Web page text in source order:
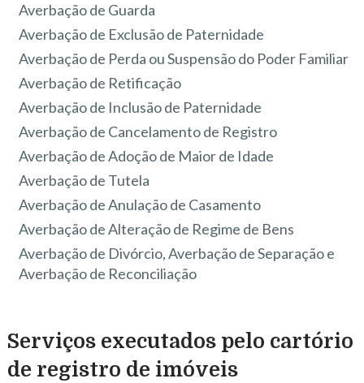
Averbação de Guarda
Averbação de Exclusão de Paternidade
Averbação de Perda ou Suspensão do Poder Familiar
Averbação de Retificação
Averbação de Inclusão de Paternidade
Averbação de Cancelamento de Registro
Averbação de Adoção de Maior de Idade
Averbação de Tutela
Averbação de Anulação de Casamento
Averbação de Alteração de Regime de Bens
Averbação de Divórcio, Averbação de Separação e
Averbação de Reconciliação
Serviços executados pelo cartório
de registro de imóveis